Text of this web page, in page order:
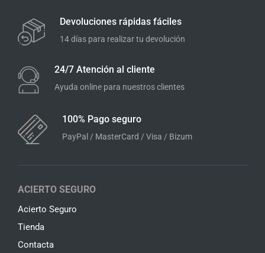
Devoluciones rápidas fáciles
14 días para realizar tu devolución
24/7 Atención al cliente
Ayuda online para nuestros clientes
100% Pago seguro
PayPal / MasterCard / Visa / Bizum
ACIERTO SEGURO
Acierto Seguro
Tienda
Contacta